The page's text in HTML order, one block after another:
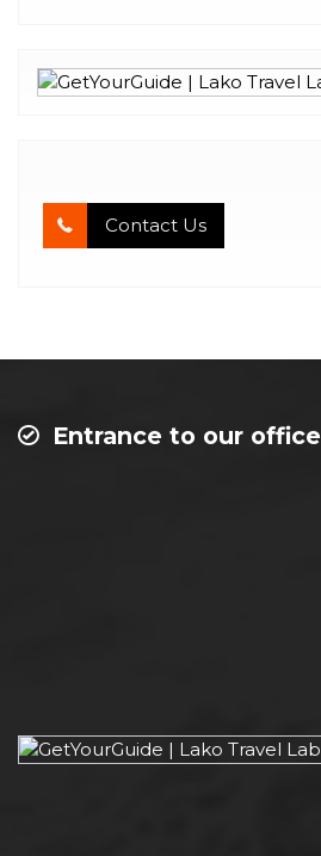
Contact Us
Entrance to our office